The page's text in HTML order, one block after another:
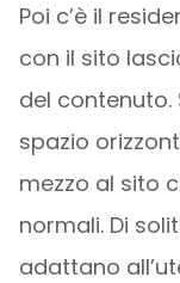
Poi c’è il
con il sito
del
spazio
mezzo al sito
normali. Di
adattano